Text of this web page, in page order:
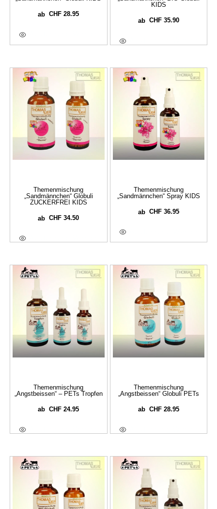
abCHF 28.95
KIDS
ab CHF35.90
Themenmischung
„Sandmännchen“ Globuli
ZUCKERFREI KIDS
abCHF 34.50
Themenmischung
„Sandmännchen“ Spray KIDS
ab CHF36.95
Themenmischung
„Angstbeissen“ – PETs Tropfen
abCHF 24.95
Themenmischung
„Angstbeissen“ Globuli PETs
ab CHF28.95